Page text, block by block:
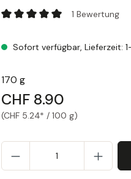
Eredi de Mario Sartor Enno,
1 Bewertung
Sofort verfügbar, Lieferzeit:
170 g
CHF 8.90
(CHF 5.24* / 100 g)